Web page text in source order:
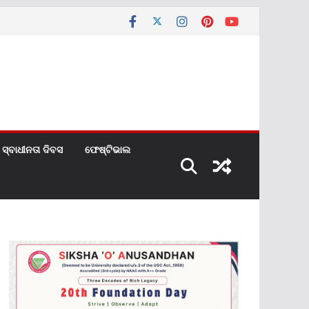
ସ୍ବାଧୀନତା ଦିବସ ଫେଷ୍ଟିଭାଲ